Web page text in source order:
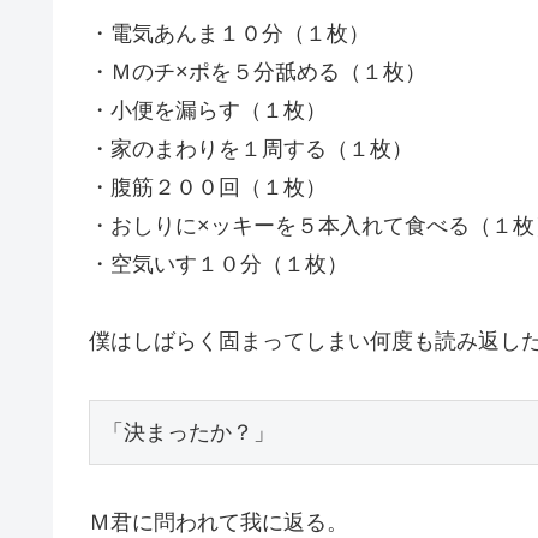
・電気あんま１０分（１枚）
・Ｍのチ×ポを５分舐める（１枚）
・小便を漏らす（１枚）
・家のまわりを１周する（１枚）
・腹筋２００回（１枚）
・おしりに×ッキーを５本入れて食べる（１
・空気いす１０分（１枚）
僕はしばらく固まってしまい何度も読み返し
Ｍ君に問われて我に返る。